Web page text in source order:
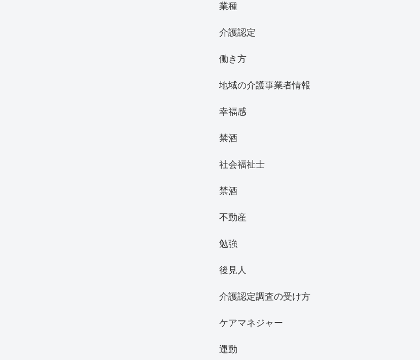
業種
介護認定
働き方
地域の介護事業者情報
幸福感
禁酒
社会福祉士
禁酒
不動産
勉強
後見人
介護認定調査の受け方
ケアマネジャー
運動